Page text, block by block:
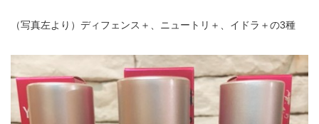
（写真左より）ディフェンス＋、ニュートリ＋、イドラ＋の3種